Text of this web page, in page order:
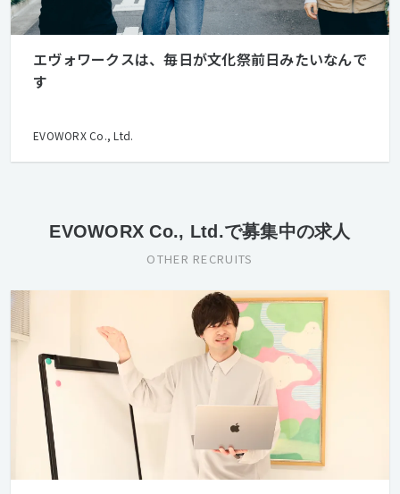
エヴォワークスは、毎日が文化祭前日みたいなんで
す
EVOWORX Co., Ltd.
EVOWORX Co., Ltd.で募集中の求人
OTHER RECRUITS